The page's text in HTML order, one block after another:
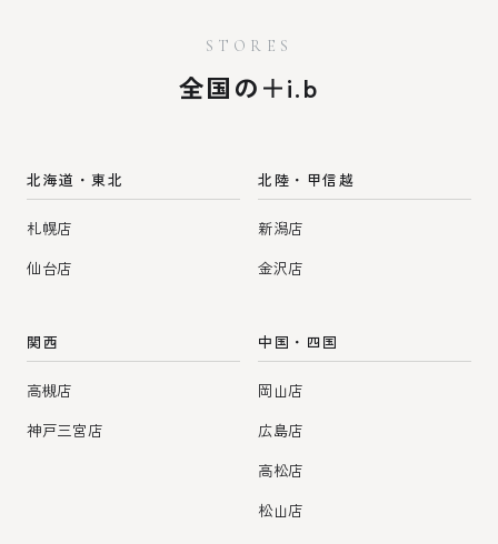
STORES
全国の＋i.b
北海道・東北
札幌店
仙台店
北陸・甲信越
新潟店
金沢店
関西
高槻店
神戸三宮店
中国・四国
岡山店
広島店
高松店
松山店